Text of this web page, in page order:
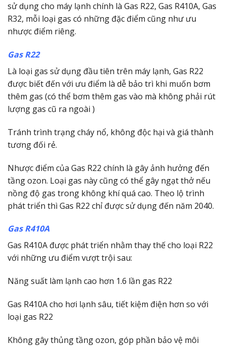
sử dụng cho máy lạnh chính là Gas R22, Gas R410A, Gas
R32, mỗi loại gas có những đặc điểm cũng như ưu
nhược điểm riêng.
Gas R22
Là loại gas sử dụng đầu tiên trên máy lạnh, Gas R22
được biết đến với ưu điểm là dễ bảo trì khi muốn bơm
thêm gas (có thể bơm thêm gas vào mà không phải rút
lượng gas cũ ra ngoài )
Tránh trình trạng cháy nổ, không độc hại và giá thành
tương đối rẻ.
Nhược điểm của Gas R22 chính là gây ảnh hưởng đến
tầng ozon. Loại gas này cũng có thể gây ngạt thở nếu
nồng độ gas trong không khí quá cao. Theo lộ trình
phát triển thì Gas R22 chỉ được sử dụng đến năm 2040.
Gas R410A
Gas R410A được phát triển nhằm thay thế cho loại R22
với những ưu điểm vượt trội sau:
Năng suất làm lạnh cao hơn 1.6 lần gas R22
Gas R410A cho hơi lạnh sâu, tiết kiệm điện hơn so với
loại gas R22
Không gây thủng tầng ozon, góp phần bảo vệ môi